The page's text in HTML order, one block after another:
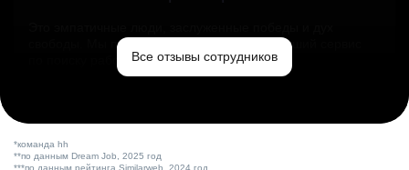
свободы. Мы помогаем миру и создаём лучший сервис
по поиску работы в стране.Все отзывы сотрудников
*команда hh
**по данным Dream Job, 2025 год
***по данным рейтинга Similarweb, 2024 год